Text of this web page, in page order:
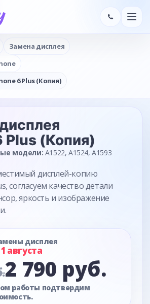
Замена дисплея
6 Plus (Копия)
Plus (Копия)
модели: A1522, A1524, A1593
дисплей-копию
согласуем качество детали
яркость и изображение
дисплея
августа
2 790 руб.
работы подтвердим